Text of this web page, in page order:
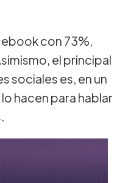
con 73%,
el principal
sociales es, en un
hacen para hablar